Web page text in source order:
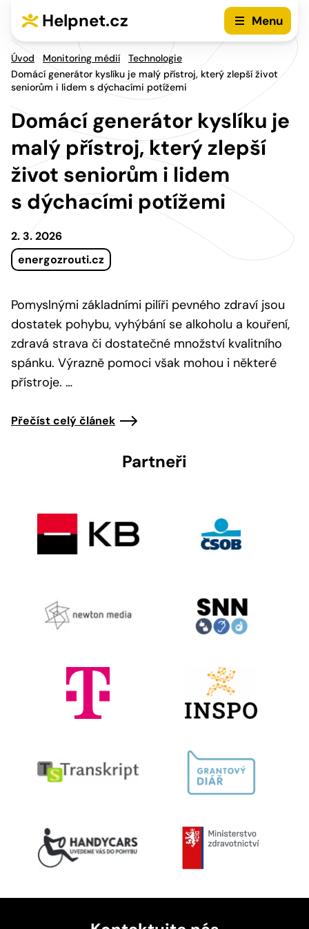
Helpnet.cz Menu
Úvod Monitoring médií
Technologie
Domácí generátor kyslíku je malý přístroj, který zlepší život
seniorům i lidem s dýchacími potížemi
Domácí generátor kyslíku je
malý přístroj, který zlepší
život seniorům i lidem
s dýchacími potížemi
2. 3. 2026
energozrouti.cz
Pomyslnými základními pilíři pevného zdraví jsou
dostatek pohybu, vyhýbání se alkoholu a kouření,
zdravá strava či dostatečné množství kvalitního
spánku. Výrazně pomoci však mohou i některé
přístroje. …
Přečíst celý článek
Partneři